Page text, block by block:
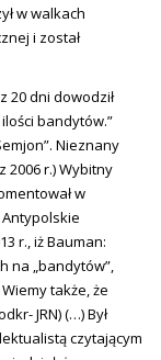
w walkach
i został
20 dni dowodził
bandytów.”
Nieznany
2006 r.) Wybitny
w
r., iż Bauman:
na „bandytów”,
także, że
JRN) (…) Był
czytającym